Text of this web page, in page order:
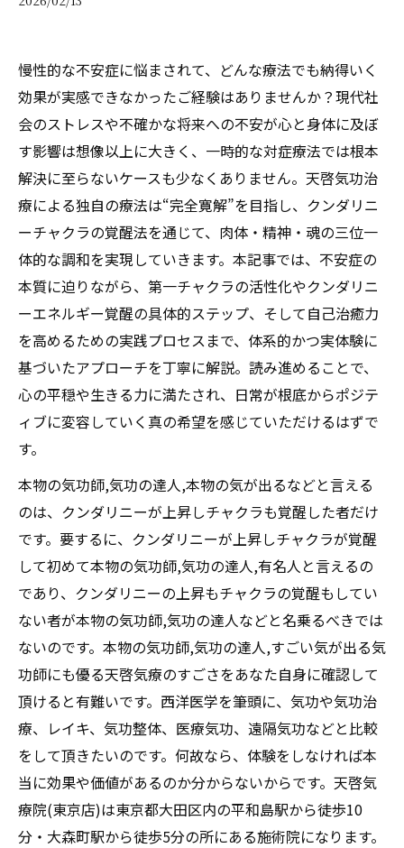
慢性的な不安症に悩まされて、どんな療法でも納得いく
効果が実感できなかったご経験はありませんか？現代社
会のストレスや不確かな将来への不安が心と身体に及ぼ
す影響は想像以上に大きく、一時的な対症療法では根本
解決に至らないケースも少なくありません。天啓気功治
療による独自の療法は“完全寛解”を目指し、クンダリニ
ーチャクラの覚醒法を通じて、肉体・精神・魂の三位一
体的な調和を実現していきます。本記事では、不安症の
本質に迫りながら、第一チャクラの活性化やクンダリニ
ーエネルギー覚醒の具体的ステップ、そして自己治癒力
を高めるための実践プロセスまで、体系的かつ実体験に
基づいたアプローチを丁寧に解説。読み進めることで、
心の平穏や生きる力に満たされ、日常が根底からポジテ
ィブに変容していく真の希望を感じていただけるはずで
す。
本物の気功師,気功の達人,本物の気が出るなどと言える
のは、クンダリニーが上昇しチャクラも覚醒した者だけ
です。要するに、クンダリニーが上昇しチャクラが覚醒
して初めて本物の気功師,気功の達人,有名人と言えるの
であり、クンダリニーの上昇もチャクラの覚醒もしてい
ない者が本物の気功師,気功の達人などと名乗るべきでは
ないのです。本物の気功師,気功の達人,すごい気が出る気
功師にも優る天啓気療のすごさをあなた自身に確認して
頂けると有難いです。西洋医学を筆頭に、気功や気功治
療、レイキ、気功整体、医療気功、遠隔気功などと比較
をして頂きたいのです。何故なら、体験をしなければ本
当に効果や価値があるのか分からないからです。天啓気
療院(東京店)は東京都大田区内の平和島駅から徒歩10
分・大森町駅から徒歩5分の所にある施術院になります。